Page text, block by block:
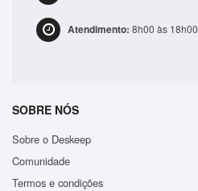
Atendimento: 8h00 às 18h00
SOBRE NÓS
Sobre o Deskeep
Comunidade
Termos e condições